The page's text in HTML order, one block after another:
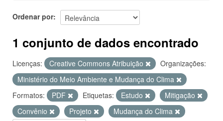
Ordenar por
1 conjunto de dados encontrado
Licenças: Creative Commons Atribuição
Organizações:
Ministério do Meio Ambiente e Mudança do Clima
Formatos:
PDF Etiquetas: Estudo
Mitigação
Convênio
Projeto
Mudança do Clima